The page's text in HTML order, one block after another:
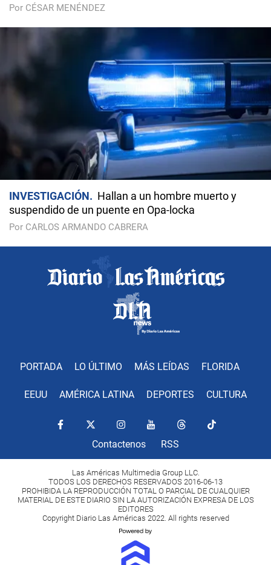
Por CÉSAR MENÉNDEZ
INVESTIGACIÓN
Hallan a un hombre muerto y
suspendido de un puente en Opa-locka
Por CARLOS ARMANDO CABRERA
PORTADA LO ÚLTIMO MÁS LEÍDAS FLORIDA
EEUU AMÉRICA LATINA DEPORTES CULTURA
Contactenos RSS
Las Américas Multimedia Group LLC.
TODOS LOS DERECHOS RESERVADOS 2016-06-13
PROHIBIDA LA REPRODUCCIÓN TOTAL O PARCIAL DE CUALQUIER
MATERIAL DE ESTE DIARIO SIN LA AUTORIZACIÓN EXPRESA DE LOS
EDITORES
Copyright Diario Las Américas 2022. All rights reserved